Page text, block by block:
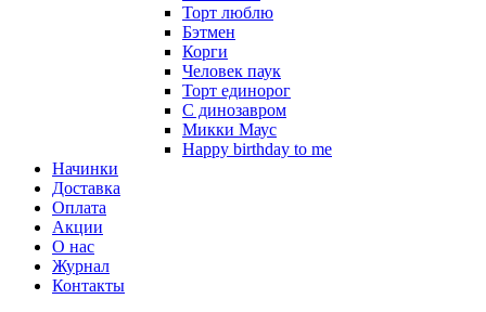
Торт люблю
Бэтмен
Корги
Человек паук
Торт единорог
С динозавром
Микки Маус
Happy birthday to me
Начинки
Доставка
Оплата
Акции
О нас
Журнал
Контакты